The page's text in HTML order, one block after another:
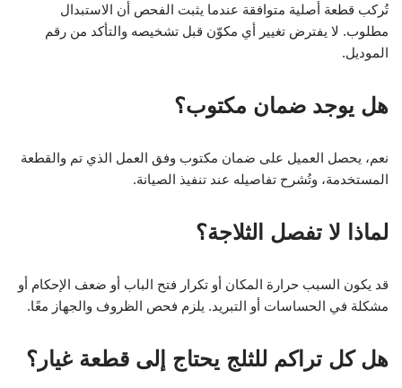
تُركب قطعة أصلية متوافقة عندما يثبت الفحص أن الاستبدال
مطلوب. لا يفترض تغيير أي مكوّن قبل تشخيصه والتأكد من رقم
الموديل.
هل يوجد ضمان مكتوب؟
نعم، يحصل العميل على ضمان مكتوب وفق العمل الذي تم والقطعة
المستخدمة، وتُشرح تفاصيله عند تنفيذ الصيانة.
لماذا لا تفصل الثلاجة؟
قد يكون السبب حرارة المكان أو تكرار فتح الباب أو ضعف الإحكام أو
مشكلة في الحساسات أو التبريد. يلزم فحص الظروف والجهاز معًا.
هل كل تراكم للثلج يحتاج إلى قطعة غيار؟